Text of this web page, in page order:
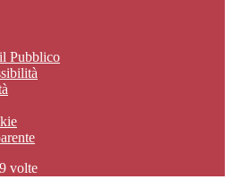
Pubblico
volte